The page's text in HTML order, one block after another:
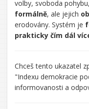
volby, svoboda
formálně, ale jejich
erodovány. Systém je
prakticky čím dál
Chceš tento ukazatel
"Indexu demokracie
informovanosti a